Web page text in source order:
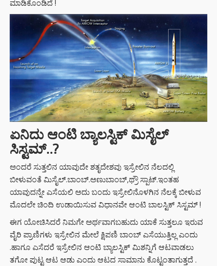
ಮಾಡಿಕೊಂಡಿದೆ !
ಏನಿದು ಆಂಟಿ ಬ್ಯಾಲಸ್ಟಿಕ್ ಮಿಸೈಲ್
ಸಿಸ್ಟಮ್..?
ಅಂದರೆ ಸುತ್ತಲಿನ ಯಾವುದೇ ಶತೃದೇಶವು ಇಸ್ರೇಲಿನ ನೆಲದಲ್ಲಿ
ಬೀಳುವಂತೆ ಮಿಸೈಲ್.ಬಾಂಬ್.ಅಣುಬಾಂಬ್,ಥ್ರೌ ಸ್ಪಾಟ್.ಇಂತಹ
ಯಾವುದನ್ನೇ ಎಸೆಯಲಿ ಅದು ಬಂದು ಇಸ್ರೇಲಿನೊಳಗಿನ ನೆಲಕ್ಕೆ ಬೀಳುವ
ಮೊದಲೇ ಚಿಂದಿ ಉಡಾಯಿಸುವ ವಿಧಾನವೇ ಆಂಟಿ ಬಾಲಸ್ಟಿಕ್ ಸಿಸ್ಟಮ್ !
ಈಗ ಯೋಚಿಸಿದರೆ ನಿಮಗೇ ಅರ್ಥವಾಗಬಹುದು ಯಾಕೆ ಸುತ್ತಲೂ ಇರುವ
ವೈರಿ ಪ್ರಾಣಿಗಳು ಇಸ್ರೇಲಿನ ಮೇಲೆ ಕ್ಷಿಪಣಿ ಬಾಂಬ್ ಎಸೆಯುತ್ತಿಲ್ಲ ಎಂದು
.ಹಾಗೂ ಎಸೆದರೆ ಇಸ್ರೇಲಿನ ಆಂಟಿ ಬ್ಯಾಲಸ್ಟಿಕ್ ಮಿಶನ್ನಿಗೆ ಆಟವಾಡಲು
ತಗೋ ಪುಟ್ಟ ಆಟ ಆಡು ಎಂದು ಆಟದ ಸಾಮಾನು ಕೊಟ್ಟಂತಾಗುತ್ತದೆ .